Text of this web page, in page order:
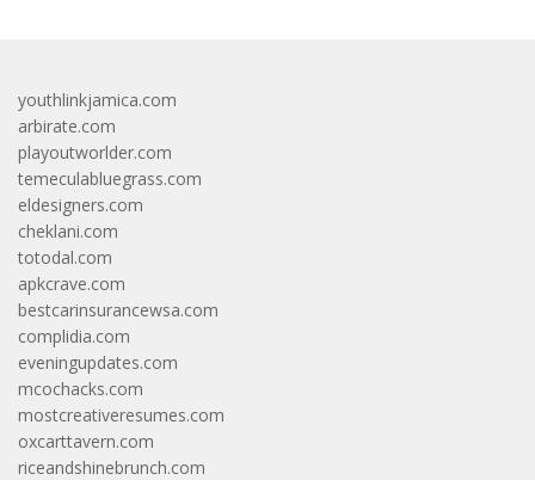
youthlinkjamica.com
arbirate.com
playoutworlder.com
temeculabluegrass.com
eldesigners.com
cheklani.com
totodal.com
apkcrave.com
bestcarinsurancewsa.com
complidia.com
eveningupdates.com
mcochacks.com
mostcreativeresumes.com
oxcarttavern.com
riceandshinebrunch.com